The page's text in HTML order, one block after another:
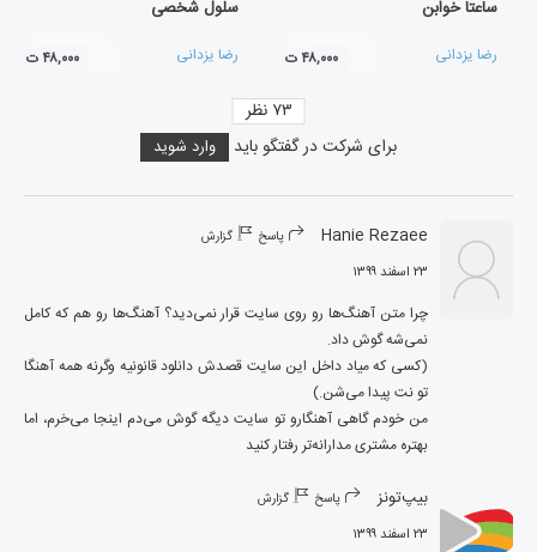
ساعتا خوابن
رضا یزدانی ۴۸,۰۰۰ ت
سلول شخصی
رضا یزدانی ۴۸,۰۰۰ ت
برای شرکت در گفتگو باید وارد شوید
۷۳ نظر
Hanie Rezaee پاسخ گزارش
۲۳ اسفند ۱۳۹۹
(کسی که میاد داخل این سایت قصدش دانلود قانونیه وگرنه همه آهنگا
من خودم گاهی آهنگارو تو سایت دیگه گوش می‌دم اینجا می‌خرم، اما
بهتره مشتری مدارانه‌تر رفتار کنید
بیپ‌تونز پاسخ گزارش
۲۳ اسفند ۱۳۹۹